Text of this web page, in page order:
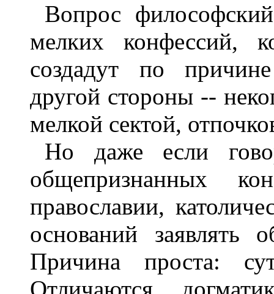
Вопрос
мелких конфессий,
создадут по
другой стороны --
мелкой сектой,
Но даже если
общепризнанных
православии,
оснований заявлять
Причина проста: